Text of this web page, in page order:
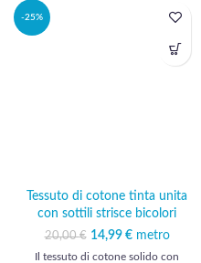
-25%
Tessuto di cotone tinta unita
con sottili strisce bicolori
20,00€
Il prezzo originale
era: 20,00 €.
14,99 €
Il prezzo
attuale è:
metro
Il tessuto di cotone solido con